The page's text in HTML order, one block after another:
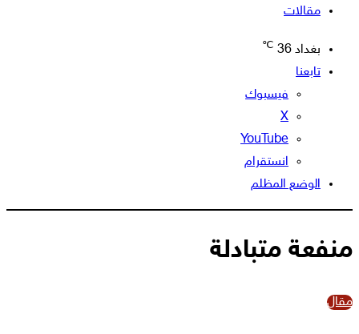
مقالات
بغداد 36
℃
تابعنا
فيسبوك
‫X
‫YouTube
انستقرام
الوضع المظلم
منفعة متبادلة
مقال